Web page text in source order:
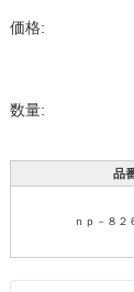
価格:
数量:
品
ｎｐ－８